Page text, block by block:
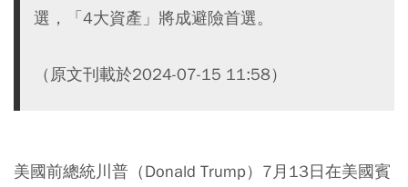
選，「4大資產」將成避險首選。
（原文刊載於2024-07-15 11:58）
美國前總統川普（Donald Trump）7月13日在美國賓